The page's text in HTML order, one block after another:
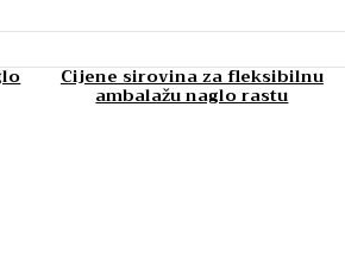
Cijene sirovina za fleksibilnu
ambalažu naglo rastu